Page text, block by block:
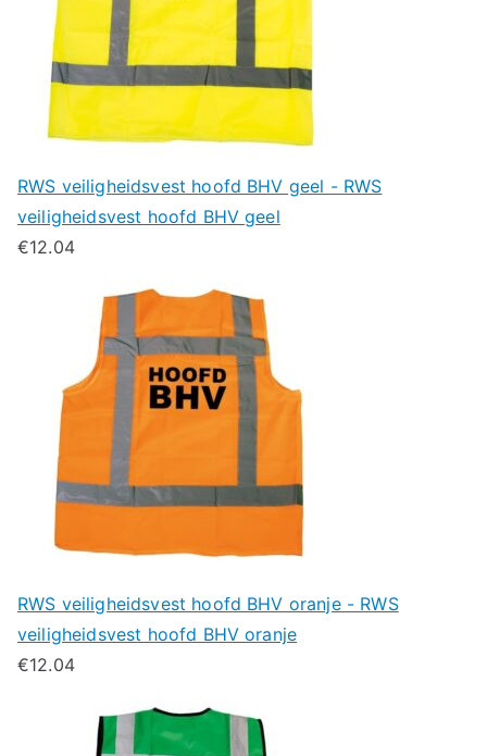
RWS veiligheidsvest hoofd BHV geel - RWS
veiligheidsvest hoofd BHV geel
€12.04
RWS veiligheidsvest hoofd BHV oranje - RWS
veiligheidsvest hoofd BHV oranje
€12.04